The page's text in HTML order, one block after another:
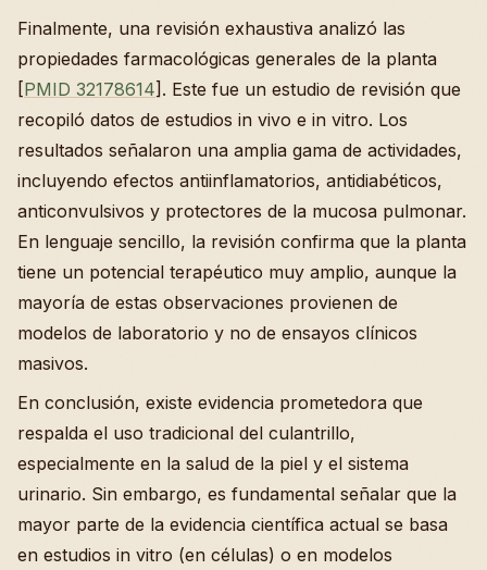
Finalmente, una revisión exhaustiva analizó las
propiedades farmacológicas generales de la planta
[PMID 32178614]. Este fue un estudio de revisión que
recopiló datos de estudios in vivo e in vitro. Los
resultados señalaron una amplia gama de actividades,
incluyendo efectos antiinflamatorios, antidiabéticos,
anticonvulsivos y protectores de la mucosa pulmonar.
En lenguaje sencillo, la revisión confirma que la planta
tiene un potencial terapéutico muy amplio, aunque la
mayoría de estas observaciones provienen de
modelos de laboratorio y no de ensayos clínicos
masivos.
En conclusión, existe evidencia prometedora que
respalda el uso tradicional del culantrillo,
especialmente en la salud de la piel y el sistema
urinario. Sin embargo, es fundamental señalar que la
mayor parte de la evidencia científica actual se basa
en estudios in vitro (en células) o en modelos